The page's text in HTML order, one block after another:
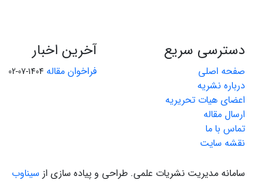
دسترسی سریع
صفحه اصلی
درباره نشریه
اعضای هیات تحریریه
ارسال مقاله
تماس با ما
نقشه سایت
آخرین اخبار
فراخوان مقاله 1404-07-02
سامانه مدیریت نشریات علمی. طراحی و پیاده سازی از سیناوب